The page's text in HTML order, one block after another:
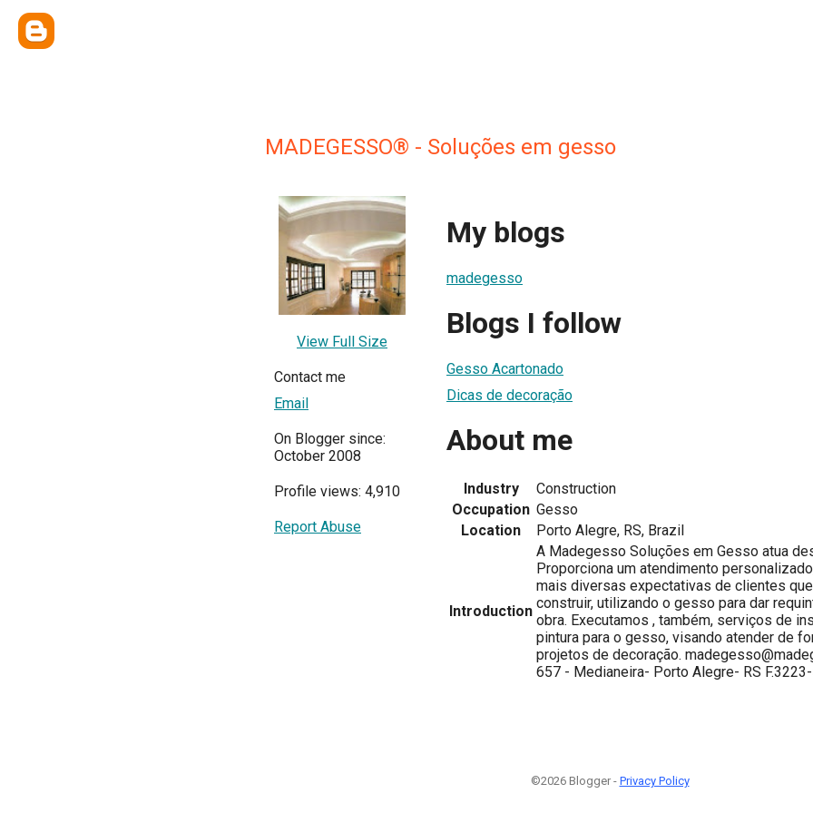
MADEGESSO® - Soluções em gesso
View Full Size
Contact me
Email
On Blogger since:
October 2008
Profile views: 4,910
Report Abuse
My blogs
madegesso
Blogs I follow
Gesso Acartonado
Dicas de decoração
About me
Industry
Construction
Occupation Gesso
Location
Porto Alegre, RS, Brazil
Introduction
A Madegesso Soluções em Gesso atua
Proporciona um atendimento
mais diversas expectativas de clientes
construir, utilizando o gesso para dar
obra. Executamos , também, serviços de
pintura para o gesso, visando atender de
projetos de decoração.
657 - Medianeira- Porto Alegre- RS
©2026 Blogger - Privacy Policy